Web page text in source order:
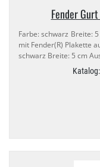
Fender
Farbe: schwarz Breite:
mit Fender(R) Plakette
schwarz Breite: 5 cm
Katalog: